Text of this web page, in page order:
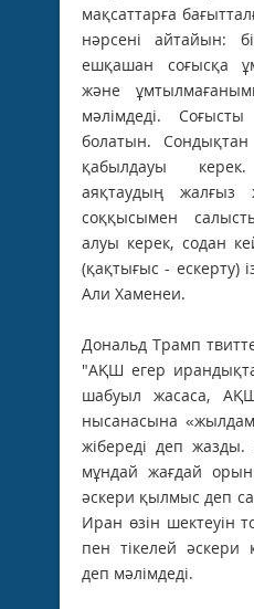
мақсаттарға
нәрсені айтайын:
ешқашан соғысқа
және
мәлімдеді.
болатын.
қабылдауы
аяқтаудың
соққысымен
алуы керек, содан
(қақтығыс - ескерту)
Али Хаменеи.
Дональд Трамп
"АҚШ егер
шабуыл жасаса,
нысанасына
жібереді деп
мұндай жағдай
әскери қылмыс деп
Иран өзін шектеуін
пен тікелей әскери
деп мәлімдеді.